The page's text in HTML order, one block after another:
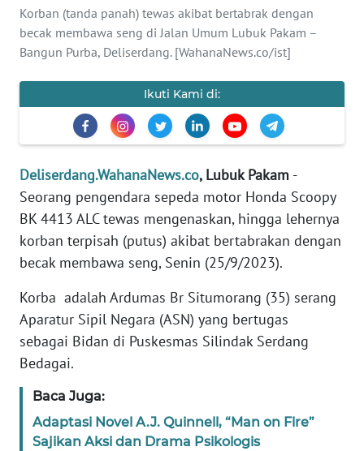
Korban (tanda panah) tewas akibat bertabrak dengan
becak membawa seng di Jalan Umum Lubuk Pakam –
Bangun Purba, Deliserdang. [WahanaNews.co/ist]
Ikuti Kami di:
Deliserdang.WahanaNews.co, Lubuk Pakam -
Seorang pengendara sepeda motor Honda Scoopy
BK 4413 ALC tewas mengenaskan, hingga lehernya
korban terpisah (putus) akibat bertabrakan dengan
becak membawa seng, Senin (25/9/2023).
Korba adalah Ardumas Br Situmorang (35) serang
Aparatur Sipil Negara (ASN) yang bertugas
sebagai Bidan di Puskesmas Silindak Serdang
Bedagai.
Baca Juga:
Adaptasi Novel A.J. Quinnell, “Man on Fire”
Sajikan Aksi dan Drama Psikologis
TENTANG
KAMI
MEDIA
REDAKSI
KARIR
News
Regional
WN
SUMUT
JAKARTA